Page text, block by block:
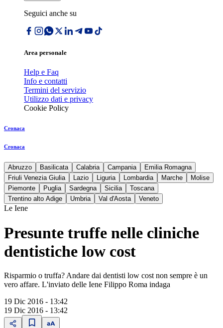
Seguici anche su
Area personale
Help e Faq
Info e contatti
Termini del servizio
Utilizzo dati e privacy
Cookie Policy
Cronaca
Cronaca
Abruzzo Basilicata Calabria Campania
Emilia Romagna
Friuli Venezia Giulia
Lazio Liguria Lombardia Marche
Molise
Piemonte
Puglia Sardegna Sicilia
Toscana
Trentino alto Adige
Umbria Val d'Aosta Veneto
Le Iene
Presunte truffe nelle cliniche
dentistiche low cost
Risparmio o truffa? Andare dai dentisti low cost non sempre è un
vero affare. L'inviato delle Iene Filippo Roma indaga
19 Dic 2016 - 13:42
19 Dic 2016 - 13:42